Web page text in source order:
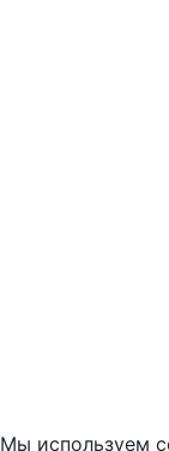
Мы используем